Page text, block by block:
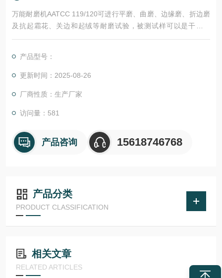
万能耐磨机AATCC 119/120可进行平磨、曲磨、边缘磨、折边磨
及抗起霜花、关边和起绒等耐磨试验，被测试样可以是干燥状
态，也可以浸在水、油或其他液体之中，可用于机织物、针织
纱、线绳塑料薄膜、橡胶、皮革、纸张及其它多种材料。
产品型号：
更新时间：2025-08-26
厂商性质：生产厂家
访问量：581
产品咨询 15618746768
产品分类
PRODUCT CLASSIFICATION
相关文章
RELATED ARTICLES